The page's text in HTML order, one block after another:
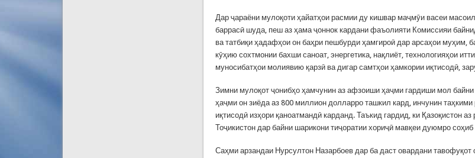
Дар ҷараёни мулоқоти ҳайатҳои расмии ду кишвар маҷмӯи васеи
баррасӣ шуда, пеш аз ҳама ҷоннок кардани фаъолияти Комиссияи
ва татбиқи ҳадафҳои он баҳри пешбурди ҳамгироӣ дар арсаҳои муҳим,
кӯҳию сохтмонии бахши саноат, энергетика, нақлиёт, технологияҳои
муносибатҳои молиявию қарзӣ ва дигар самтҳои ҳамкории иқтисодӣ,
Зимни мулоқот ҷонибҳо ҳамчунин аз афзоиши ҳаҷми гардиши мол
ҳаҷми он зиёда аз 800 миллион долларро ташкил кард, инчунин таҳкими
иқтисодӣ изҳори қаноатмандӣ карданд. Таъкид гардид, ки Қазоқистон
Тоҷикистон дар байни шарикони тиҷоратии хориҷӣ мавқеи дуюмро
Саҳми арзандаи Нурсултон Назарбоев дар ба даст овардани